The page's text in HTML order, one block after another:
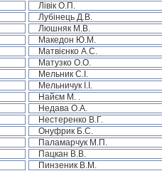
Лівік О.П.
Лубінець Д.В.
Люшняк М.В.
Македон Ю.М.
Матвієнко А.С.
Матузко О.О.
Мельник С.І.
Мельничук І.І.
Найєм М. .
Недава О.А.
Нестеренко В.Г.
Онуфрик Б.С.
Паламарчук М.П.
Пацкан В.В.
Пинзеник В.М.